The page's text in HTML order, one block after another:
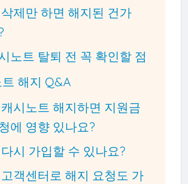
제만 하면 해지된 건가
노트 탈퇴 전 꼭 확인할 점
해지 Q&A
시노트 해지하면 지원금
에 영향 있나요?
시 가입할 수 있나요?
객센터로 해지 요청도 가